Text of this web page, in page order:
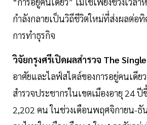
กำลังกลายเป็นวิถีชีวิตใหม่ที่ส่งผลต่อ
การทำธุรกิจ
วิจัยกรุงศรีเปิดผลสำรวจ The
อาศัยและไลฟ์สไตล์ของการอยู่คนเดียว
สำรวจประชากรในเขตเมืองอายุ 24
2,202 คน ในช่วงเดือนพฤศจิกายน-ธั